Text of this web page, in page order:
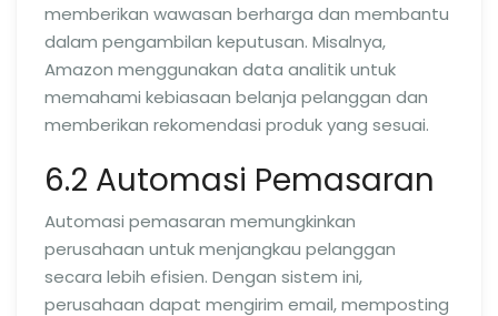
memberikan wawasan berharga dan membantu
dalam pengambilan keputusan. Misalnya,
Amazon menggunakan data analitik untuk
memahami kebiasaan belanja pelanggan dan
memberikan rekomendasi produk yang sesuai.
6.2 Automasi Pemasaran
Automasi pemasaran memungkinkan
perusahaan untuk menjangkau pelanggan
secara lebih efisien. Dengan sistem ini,
perusahaan dapat mengirim email, memposting